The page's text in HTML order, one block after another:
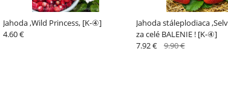
Jahoda ,Wild Princess, [K-④]
4.60 €
Jahoda stáleplodiaca
za celé BALENIE ! [K-④]
7.92 € 9.90 €